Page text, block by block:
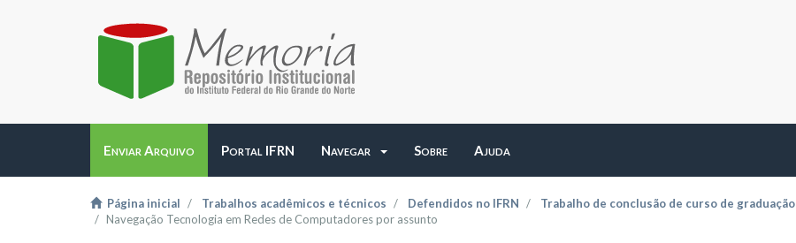
Enviar Arquivo Portal IFRN Navegar Sobre Ajuda
Página inicial Trabalhos acadêmicos e técnicos Defendidos no IFRN Trabalho de conclusão de curso de graduação
Navegação Tecnologia em Redes de Computadores por assunto